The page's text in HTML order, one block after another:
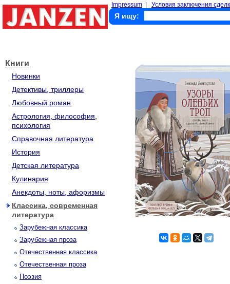
Impressum Условия заключения
Я ищу:
Книги
Новинки
Детективы, триллеры
Любовный роман
Астрология, философия,
психология
Справочная литература
История
Детская литература
Кулинария
Анекдоты, ноты, афоризмы
Классика, современная
литература
Зарубежная классика
Зарубежная проза
Отечественная классика
Отечественная проза
Поэзия